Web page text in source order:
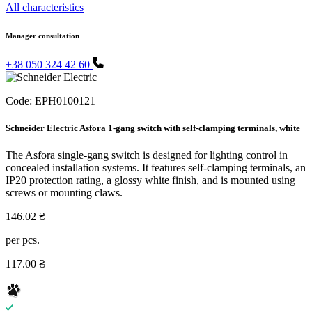
All characteristics
Manager consultation
+38 050 324 42 60
Code: EPH0100121
Schneider Electric Asfora 1-gang switch with self-clamping terminals, white
The Asfora single-gang switch is designed for lighting control in
concealed installation systems. It features self-clamping terminals, an
IP20 protection rating, a glossy white finish, and is mounted using
screws or mounting claws.
146.02 ₴
per pcs.
117.00 ₴